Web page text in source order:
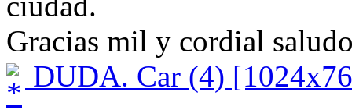
Gracias mil y cordial
DUDA. Car (4)